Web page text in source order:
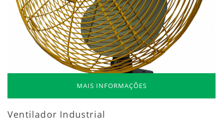
MAIS INFORMAÇÕES
Ventilador Industrial